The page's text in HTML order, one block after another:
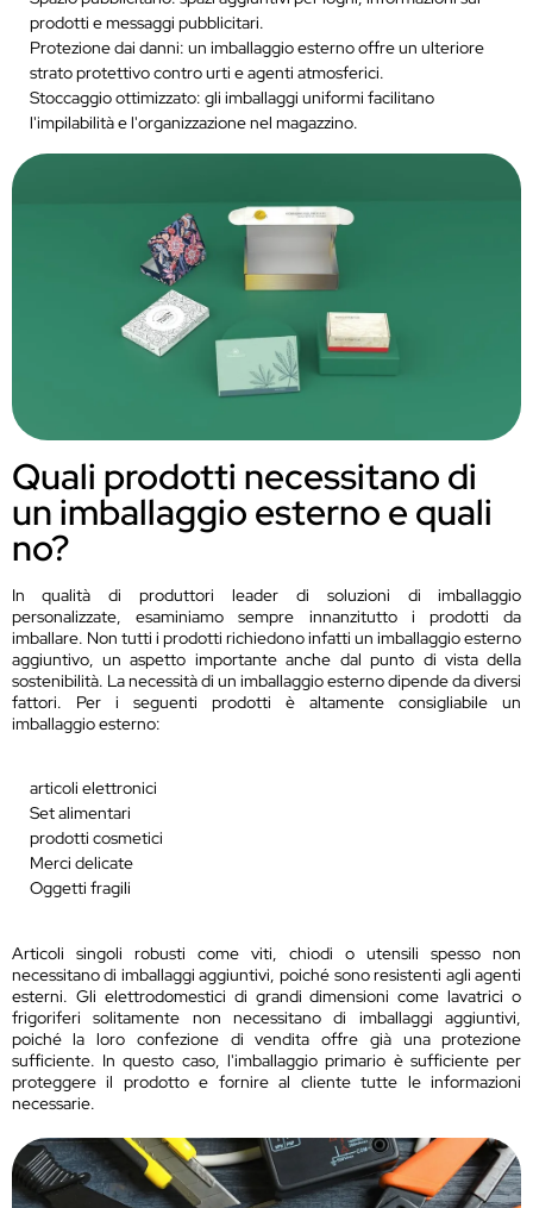
prodotti e messaggi pubblicitari.
Protezione dai danni: un imballaggio esterno offre un ulteriore
strato protettivo contro urti e agenti atmosferici.
Stoccaggio ottimizzato: gli imballaggi uniformi facilitano
l'impilabilità e l'organizzazione nel magazzino.
Quali prodotti necessitano di
un imballaggio esterno e quali
no?
In qualità di produttori leader di soluzioni di imballaggio
personalizzate, esaminiamo sempre innanzitutto i prodotti da
imballare. Non tutti i prodotti richiedono infatti un imballaggio esterno
aggiuntivo, un aspetto importante anche dal punto di vista della
sostenibilità. La necessità di un imballaggio esterno dipende da diversi
fattori. Per i seguenti prodotti è altamente consigliabile un
imballaggio esterno:
articoli elettronici
Set alimentari
prodotti cosmetici
Merci delicate
Oggetti fragili
Articoli singoli robusti come viti, chiodi o utensili spesso non
necessitano di imballaggi aggiuntivi, poiché sono resistenti agli agenti
esterni. Gli elettrodomestici di grandi dimensioni come lavatrici o
frigoriferi solitamente non necessitano di imballaggi aggiuntivi,
poiché la loro confezione di vendita offre già una protezione
sufficiente. In questo caso, l'imballaggio primario è sufficiente per
proteggere il prodotto e fornire al cliente tutte le informazioni
necessarie.